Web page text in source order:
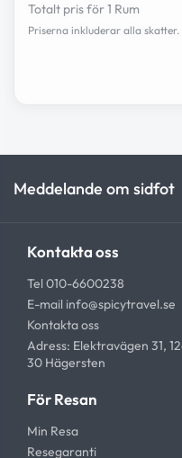
Totalt pris för 1 Rum
Priserna inkluderar alla skatter.
Meddelande om sidfot
Kontakta oss
Tel 010-6600238
E-mail info@spicytravel.se
Kontakta oss
Adress: Elektravägen 31,
30 Hägersten
För Resan
Min Resa
Resegaranti